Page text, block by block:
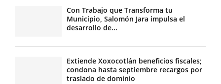
Con Trabajo que Transforma tu
Municipio, Salomón Jara impulsa el
desarrollo de...
Extiende Xoxocotlán beneficios fiscales;
condona hasta septiembre recargos por
traslado de dominio